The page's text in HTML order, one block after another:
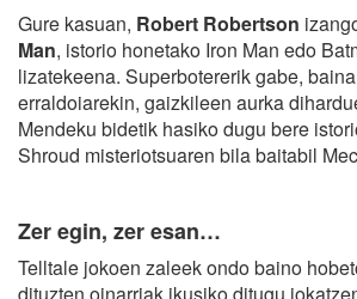
Gure kasuan, Robert Robertson
Man, istorio honetako Iron Man edo
lizatekeena. Superbotererik gabe,
erraldoiarekin, gaizkileen aurka
Mendeku bidetik hasiko dugu bere
Shroud misteriotsuaren bila baitabil
Zer egin, zer esan…
Telltale jokoen zaleek ondo baino
dituzten oinarriak ikusiko ditugu